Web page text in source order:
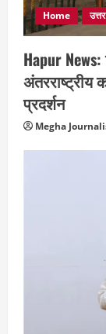
Home
Hapur
अंतरराष्ट्रीय
प्रदर्शन
Megha